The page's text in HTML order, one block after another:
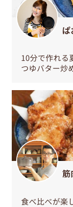
ぱ
10分で作れる
つゆバター炒
筋
食べ比べが楽